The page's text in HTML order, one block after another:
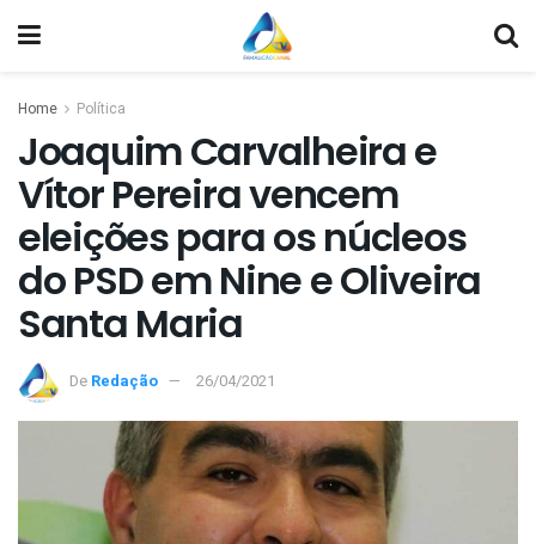
Home Política
Joaquim Carvalheira e
Vítor Pereira vencem
eleições para os núcleos
do PSD em Nine e Oliveira
Santa Maria
De Redação 26/04/2021